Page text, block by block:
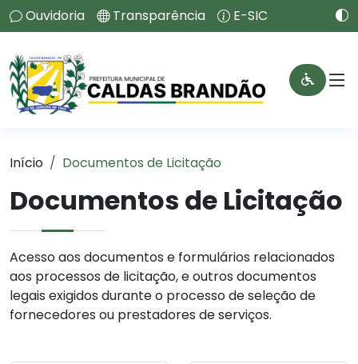
Ouvidoria Transparência E-SIC
Início Documentos de Licitação
Documentos de Licitação
Acesso aos documentos e formulários relacionados
aos processos de licitação, e outros documentos
legais exigidos durante o processo de seleção de
fornecedores ou prestadores de serviços.